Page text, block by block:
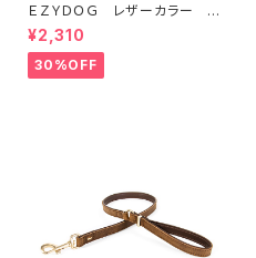
ＥＺＹＤＯＧ レザーカラー X
XS (全2色)
¥2,310
30%OFF